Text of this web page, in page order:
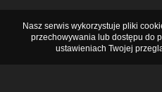
Nasz serwis wykorzystuje pliki
przechowywania lub dostępu do
ustawieniach Twojej